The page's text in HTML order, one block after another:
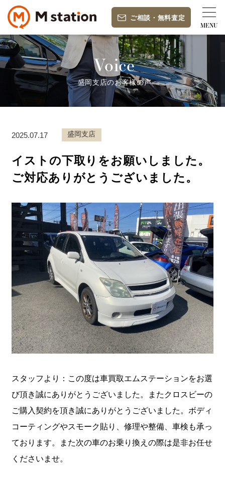
ご相談 ・ 無料査定
Voice
盛岡支店のお客様の声
2025.07.17 盛岡支店
イストの下取りをお願いしました。
ご対応ありがとうございました。
スタッフより：この度は車買取エムステーションをお選
び頂き誠にありがとうございました。またクロスビーの
ご購入契約を頂き誠にありがとうございました。ボディ
コーティングやスモーク貼り、修理や整備、車検も承っ
ております。また次の車のお乗り換えの際は是非お任せ
くださいませ。